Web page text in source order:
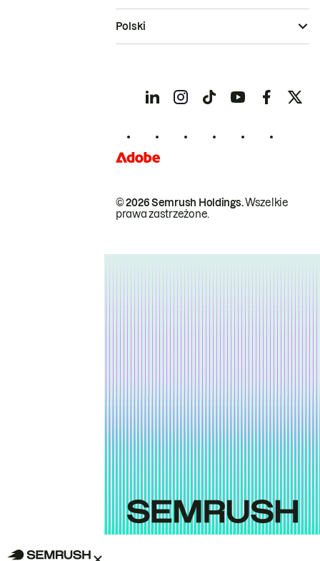
© 2026 Semrush Holdings.Wszelkie
prawa zastrzeżone.
Polski